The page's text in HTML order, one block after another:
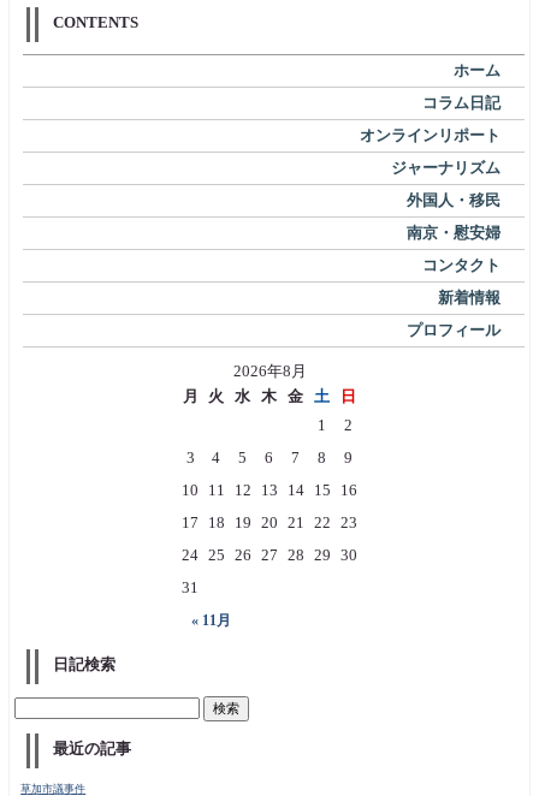
CONTENTS
ホーム
コラム日記
オンラインリポート
ジャーナリズム
外国人・移民
南京・慰安婦
コンタクト
新着情報
プロフィール
2026年8月
月
火 水 木 金 土 日
« 11月
1
2
3
4 5 6 7 8
9
10
11 12 13 14 15
16
17
18 19 20 21 22 23
24 25 26 27 28 29 30
31
日記検索
最近の記事
草加市議事件